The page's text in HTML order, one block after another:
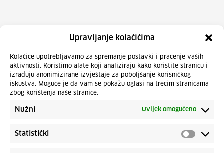
Upravljanje kolačićima
Kolačiće upotrebljavamo za spremanje postavki i praćenje vaših
aktivnosti. Koristimo alate koji analiziraju kako koristite stranicu i
izrađuju anonimizirane izvještaje za poboljšanje korisničkog
iskustva. Moguće je da vam se pokažu oglasi na trećim stranicama
zbog korištenja naše stranice.
Nužni Uvijek omogućeno
Statistički